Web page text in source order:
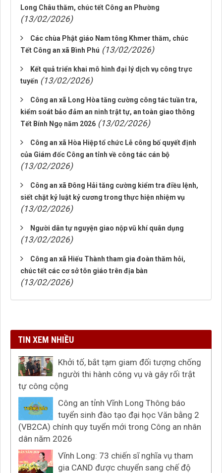
Long Châu thăm, chúc tết Công an Phường
(13/02/2026)
Các chùa Phật giáo Nam tông Khmer thăm, chúc
Tết Công an xã Bình Phú (13/02/2026)
Kết quả triển khai mô hình đại lý dịch vụ công trực
tuyến (13/02/2026)
Công an xã Long Hòa tăng cường công tác tuần tra,
kiểm soát bảo đảm an ninh trật tự, an toàn giao thông
Tết Bính Ngọ năm 2026 (13/02/2026)
Công an xã Hòa Hiệp tổ chức Lễ công bố quyết định
của Giám đốc Công an tỉnh về công tác cán bộ
(13/02/2026)
Công an xã Đông Hải tăng cường kiểm tra điều lệnh,
siết chặt kỷ luật kỷ cương trong thực hiện nhiệm vụ
(13/02/2026)
Người dân tự nguyện giao nộp vũ khí quân dụng
(13/02/2026)
Công an xã Hiếu Thành tham gia đoàn thăm hỏi,
chúc tết các cơ sở tôn giáo trên địa bàn
(13/02/2026)
TIN XEM NHIỀU
Khởi tố, bắt tạm giam đối tượng chống
người thi hành công vụ và gây rối trật
tự công cộng
Công an tỉnh Vĩnh Long Thông báo
tuyển sinh đào tạo đại học Văn bằng 2
(VB2CA) chính quy tuyển mới trong Công an nhân
dân năm 2026
Vĩnh Long: 73 chiến sĩ nghĩa vụ tham
gia CAND được chuyển sang chế độ